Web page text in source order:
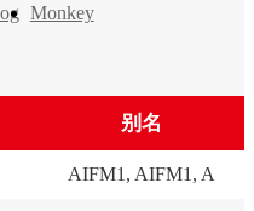
Monkey
别名
AIFM1, AIFM1, A